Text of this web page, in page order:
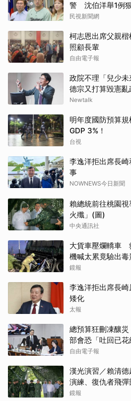
警 沈伯洋舉1例
民視新聞網
柯志恩出席父親
照顧長輩
自由電子報
政院不理「兒少
德宗又打算毀憲亂
Newtalk
明年度國防預算
GDP 3%！
台視
李逸洋拒出席長
事
NOWNEWS今日新聞
賴總統前往桃園
火殲」(圖)
中央通訊社
大貨車壓爛轎車
機喊太累竟驗出毒
鏡報
李逸洋拒出席長
矮化
太報
總預算狂刪凍釀
部會恐「吐回已花
自由電子報
漢光演習／賴清德
演練、復仇者飛
鏡報